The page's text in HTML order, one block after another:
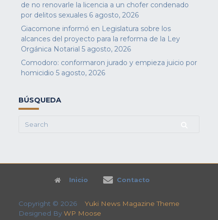
de no renovarle la licencia a un chofer condenado
por delitos sexuales 6 agosto, 2026
Giacomone informó en Legislatura sobre los
alcances del proyecto para la reforma de la Ley
Orgánica Notarial 5 agosto, 2026
Comodoro: conformaron jurado y empieza juicio por
homicidio 5 agosto, 2026
BÚSQUEDA
Search
Inicio Contacto
Copyright © 2026 Yuki News Magazine Theme
Designed By WP Moose